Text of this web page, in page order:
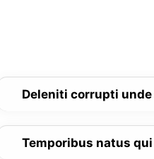
Deleniti corrupti unde
Temporibus natus